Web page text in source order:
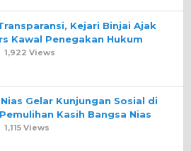
Kejari Binjai Ajak
Kawal Penegakan Hukum
1,922 Views
Gelar Kunjungan Sosial di
Kasih Bangsa Nias
1,115 Views